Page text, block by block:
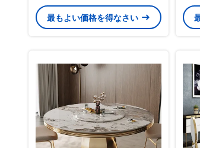
マイズされた色
最もよい価格を得なさい